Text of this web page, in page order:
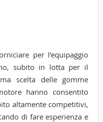
per l’equipaggio
subito in lotta per il
scelta delle gomme
hanno consentito
altamente competitivi,
di fare esperienza e